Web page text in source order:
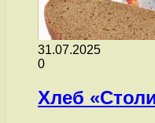
31.07.2025
0
Хлеб